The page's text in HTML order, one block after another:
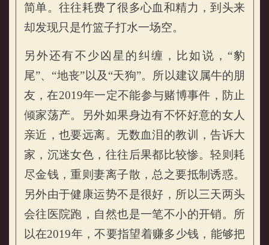
简单。往往耗费了很多心血和精力，到头来
却发现只是竹篮子打水一场空。
另外还有不少凶星的纠缠，比如说，“豹
尾”、“地丧”以及“天狗”。所以建议属牛的朋
友，在2019年一定不能参与赌博事件，防止
倾家荡产。另外如果身边有不怀好意的女人
亲近，也要远离。无数血泪的教训，告诉大
家，沉迷女色，往往后果都比较惨。轻则耗
尽金钱，重则妻离子散，总之要抵制诱惑。
另外由于健康运势不是很好，所以三天两头
会往医院跑，自然也是一笔不小的开销。所
以在2019年，不要指望着赚多少钱，能够把